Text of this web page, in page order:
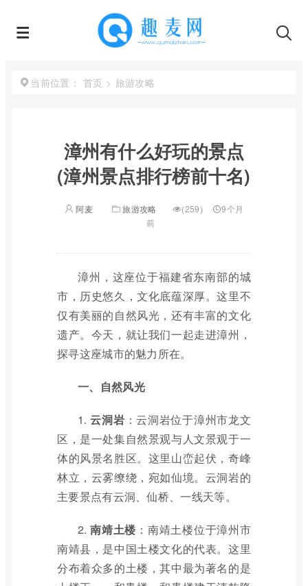
当前位置： 首页 > 旅游攻略
漳州有什么好玩的景点
(漳州景点排行榜前十名)
阿麦 旅游攻略 (259)
9个月
前
漳州，这座位于福建省东南部的城
市，历史悠久，文化底蕴深厚。这里不
仅有美丽的自然风光，还有丰富的文化
遗产。今天，就让我们一起走进漳州，
探寻这座城市的魅力所在。
一、自然风光
1.云洞岩 ：云洞岩位于漳州市龙文
区，是一处集自然景观与人文景观于一
体的风景名胜区。这里山峦起伏，奇峰
林立，云雾缭绕，宛如仙境。云洞岩的
主要景点有云洞、仙桥、一线天等。
2.南靖土楼 ：南靖土楼位于漳州市
南靖县，是中国土楼文化的代表。这里
分布着众多的土楼，其中最为著名的是